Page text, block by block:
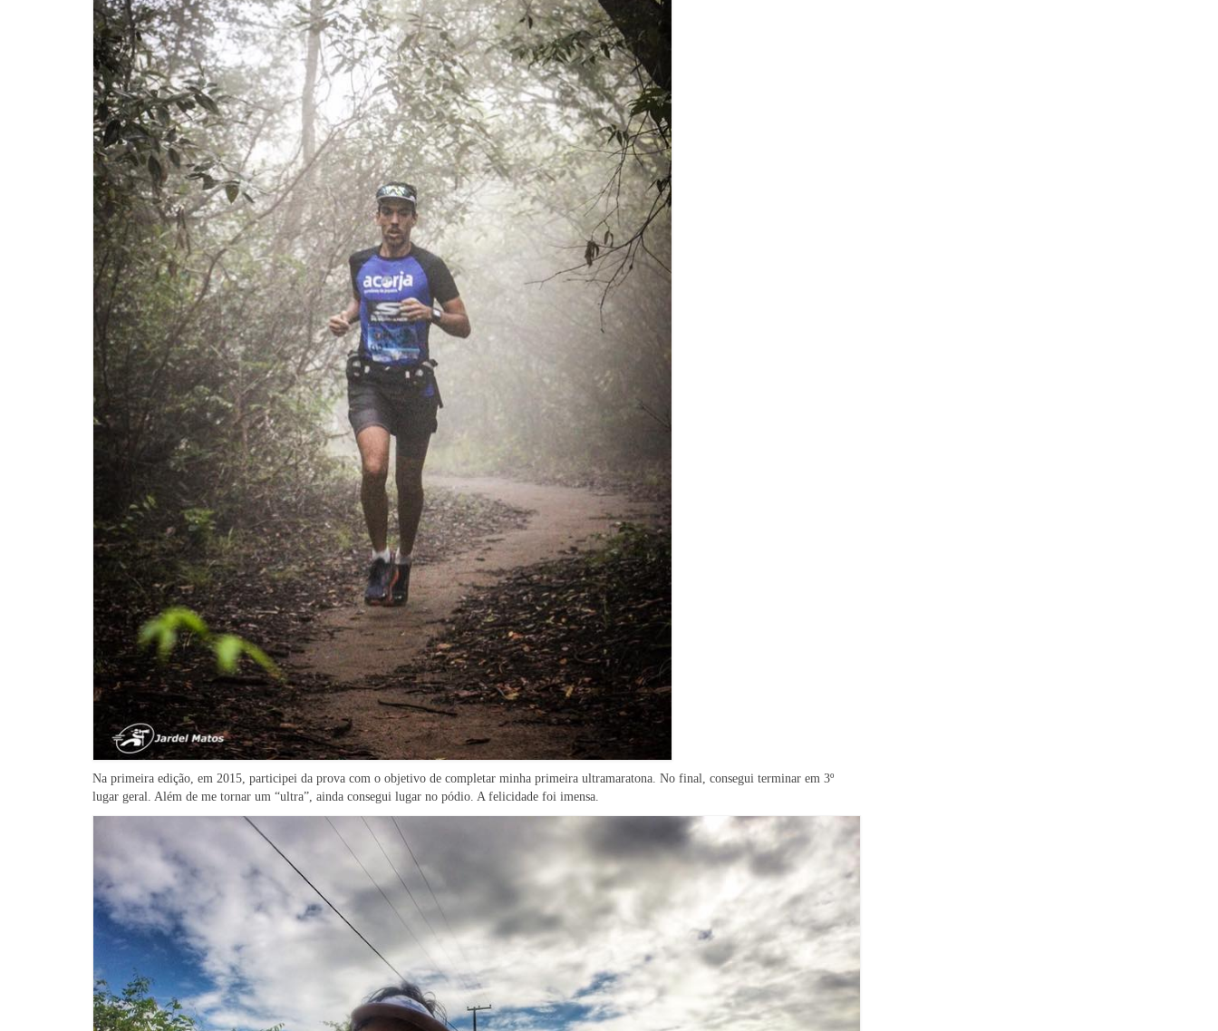
Na primeira edição, em 2015, participei da prova com o objetivo de completar minha primeira ultramaratona. No final, consegui terminar em 3º
lugar geral. Além de me tornar um “ultra”, ainda consegui lugar no pódio. A felicidade foi imensa.